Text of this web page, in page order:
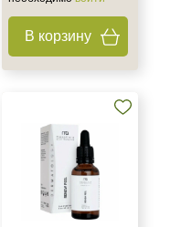
В корзину